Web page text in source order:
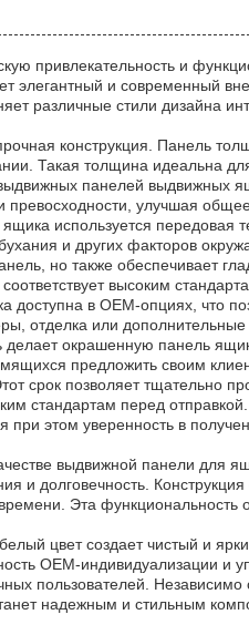
привлекательность и
элегантный и современный
различные стили дизайна
конструкция. Панель
Такая толщина идеальна
панелей выдвижных
улучшая
используется передовая
и других факторов
но также обеспечивает
высоким
в OEM-опциях, что
отделка или дополнительные
делает окрашенную панель
предложить своим
срок позволяет тщательно
стандартам перед
этом уверенность в
выдвижной панели для
долговечность.
Эта
цвет создает чистый и
OEM-индивидуализации и
пользователей. Независимо
надежным и стильным